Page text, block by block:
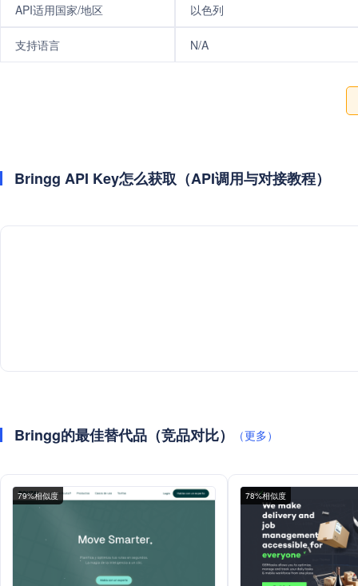
API适用国家/地区 以色列
支持语言 N/A
Bringg API Key怎么获取（API调用与对接教程）
Bringg的最佳替代品（竞品对比） （更多）
79%相似度 78%相似度